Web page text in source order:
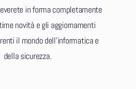
in forma completamente
novità e gli aggiornamenti
il mondo dell’informatica e
della sicurezza.